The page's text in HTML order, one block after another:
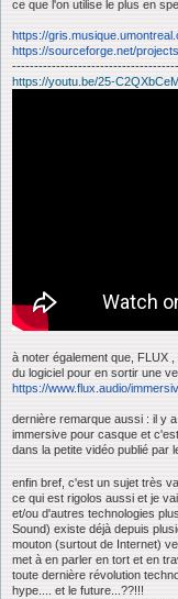
ce que l'on utilise le plus en
https://
https://sourceforge.net/
https://youtu.be/25-C2QXbCeM
à noter également que, FLUX
du logiciel pour en sortir une
https://www.flux.audio/
dernière remarque aussi : il y
immersive pour casque et
dans la petite vidéo publié par
enfin bref, c'est un sujet très
ce qui est rigolos aussi et je
et/ou d'autres technologies
Sound) existe déjà depuis
mouton (surtout de Internet)
met à en parler en tort et en
toute dernière révolution
hype.... et le future...??!!!